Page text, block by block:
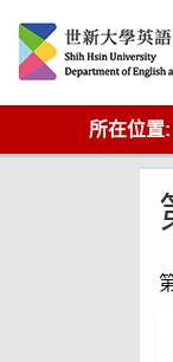
content
英語傳播
所在位置: